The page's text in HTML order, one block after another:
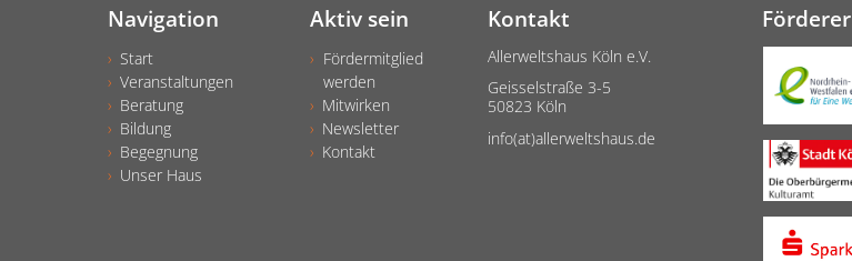
Navigation
Start
Veranstaltungen
Beratung
Bildung
Begegnung
Unser Haus
Aktiv sein
Fördermitglied
werden
Mitwirken
Newsletter
Kontakt
Kontakt
Allerweltshaus Köln e.V.
Geisselstraße 3-5
50823 Köln
info(at)allerweltshaus.de
Förderer